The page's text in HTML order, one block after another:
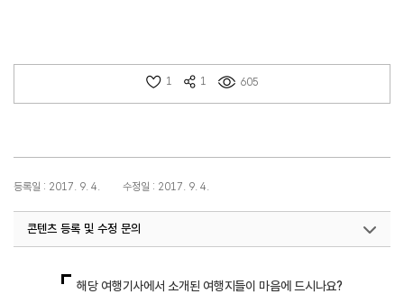
1 1 605
등록일 : 2017. 9. 4. 수정일 : 2017. 9. 4.
콘텐츠 등록 및 수정 문의
해당 여행기사에서 소개된 여행지들이 마음에 드시나요?